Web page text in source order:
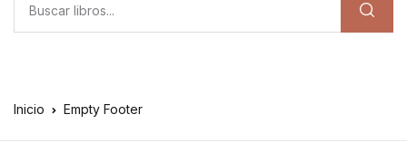
Inicio Empty Footer